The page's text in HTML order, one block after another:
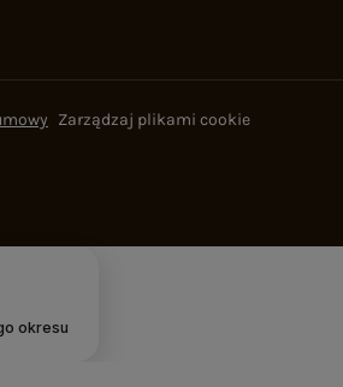
Zarządzaj plikami cookie
okresu